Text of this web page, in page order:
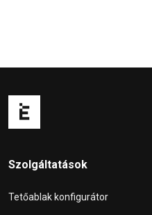
Szolgáltatások
Tetőablak konfigurátor